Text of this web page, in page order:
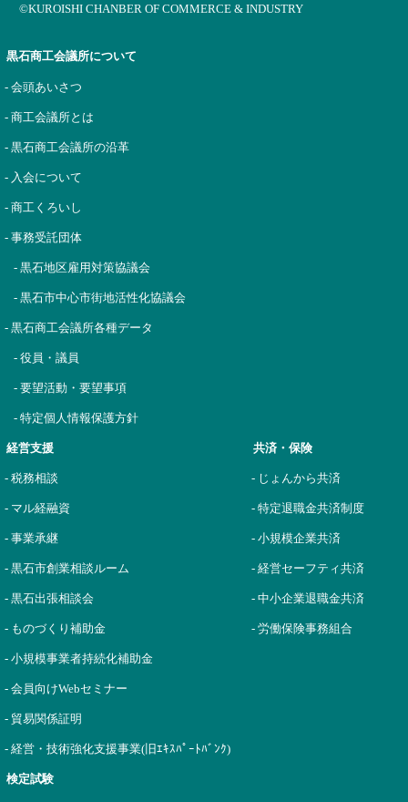
©KUROISHI CHANBER OF COMMERCE & INDUSTRY
黒石商工会議所について
- 会頭あいさつ
- 商工会議所とは
- 黒石商工会議所の沿革
- 入会について
- 商工くろいし
- 事務受託団体
- 黒石地区雇用対策協議会
- 黒石市中心市街地活性化協議会
- 黒石商工会議所各種データ
- 役員・議員
- 要望活動・要望事項
- 特定個人情報保護方針
経営支援
- 税務相談
- マル経融資
- 事業承継
- 黒石市創業相談ルーム
- 黒石出張相談会
- ものづくり補助金
- 小規模事業者持続化補助金
- 会員向けWebセミナー
- 貿易関係証明
- 経営・技術強化支援事業(旧ｴｷｽﾊﾟｰﾄﾊﾞﾝｸ)
共済・保険
- じょんから共済
- 特定退職金共済制度
- 小規模企業共済
- 経営セーフティ共済
- 中小企業退職金共済
- 労働保険事務組合
検定試験